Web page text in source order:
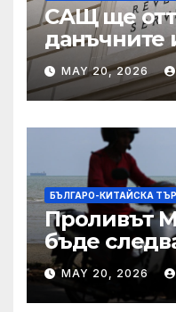
САЩ ще
данъчните
Тръмп
сделката
IRS
MAY 20, 2026
БЪЛГАРО-КИТАЙСКА
Проливът
бъде
Азия не
MAY 20, 2026